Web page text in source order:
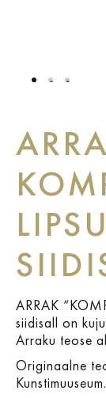
1 2 3
ARRAK
siidisall on
Arraku teose
Originaalne
Kunstimuuseum.